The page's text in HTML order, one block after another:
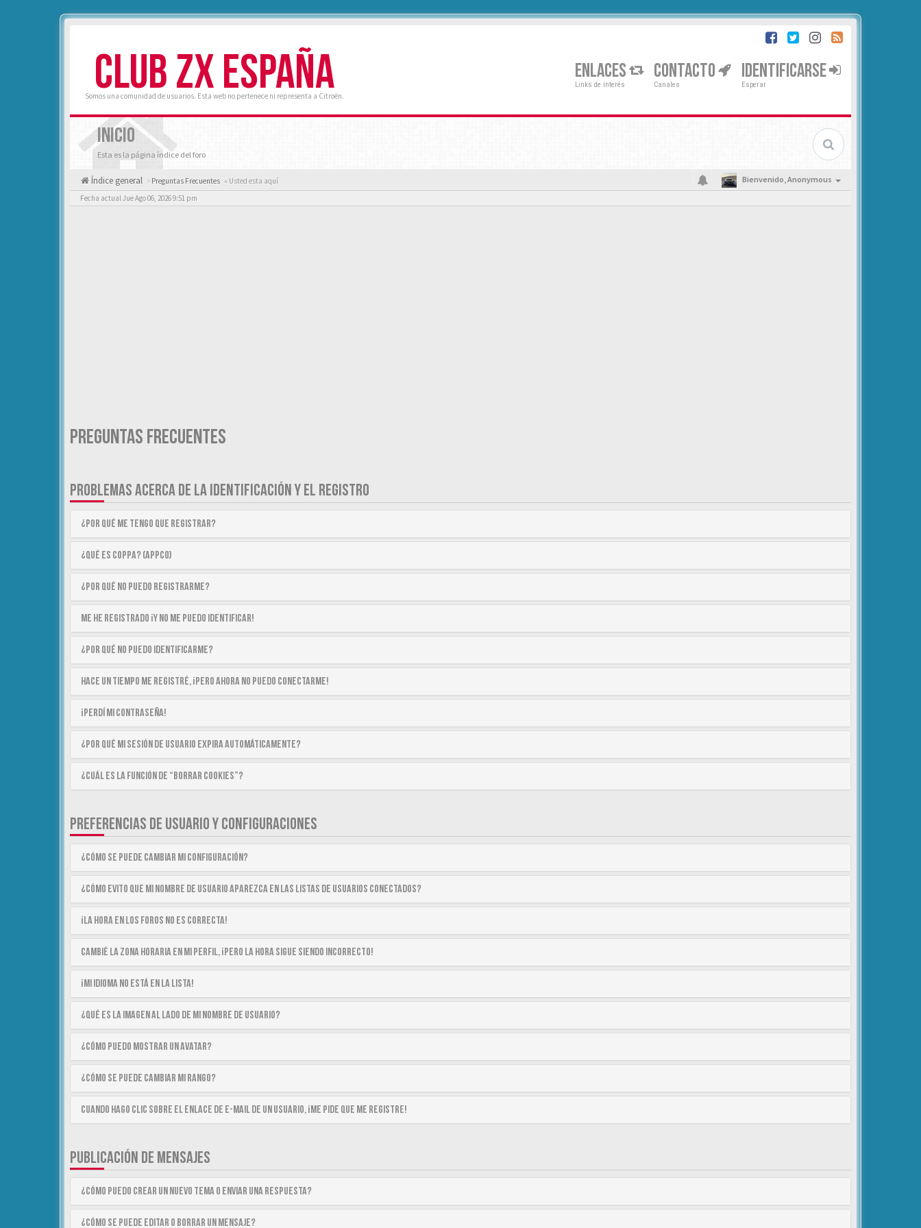
CLUB ZX ESPAÑA
Somos una comunidad de usuarios. Esta web no pertenece ni representa a Citroën.
ENLACES
Links de interés
CONTACTO
Canales
IDENTIFICARSE
Esperar
INICIO
Esta es la página índice del foro
Índice general Preguntas Frecuentes « Usted esta aquí Bienvenido,Anonymous
Fecha actual Jue Ago 06, 2026 9:51 pm
Preguntas Frecuentes
PROBLEMAS ACERCA DE LA IDENTIFICACIÓN Y EL REGISTRO
¿Por qué me tengo que registrar?
¿Qué es COPPA? (APPCO)
¿Por qué no puedo registrarme?
Me he registrado ¡y no me puedo identificar!
¿Por qué no puedo identificarme?
Hace un tiempo me registré, ¡pero ahora no puedo conectarme!
¡Perdí mi contraseña!
¿Por qué mi sesión de usuario expira automáticamente?
¿Cuál es la función de “Borrar cookies”?
PREFERENCIAS DE USUARIO Y CONFIGURACIONES
¿Cómo se puede cambiar mi configuración?
¿Cómo evito que mi nombre de usuario aparezca en las listas de usuarios conectados?
¡La hora en los foros no es correcta!
Cambié la zona horaria en mi perfil, ¡pero la hora sigue siendo incorrecto!
¡Mi idioma no está en la lista!
¿Qué es la imagen al lado de mi nombre de usuario?
¿Cómo puedo mostrar un avatar?
¿Cómo se puede cambiar mi rango?
Cuando hago clic sobre el enlace de e-mail de un usuario, ¡me pide que me registre!
PUBLICACIÓN DE MENSAJES
¿Cómo puedo crear un nuevo tema o enviar una respuesta?
¿Cómo se puede editar o borrar un mensaje?